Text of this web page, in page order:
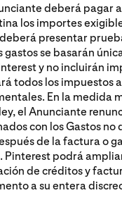
deberá pagar
los importes
presentar
gastos se basarán
y no incluirán
todos los impuestos
En la medida
el Anunciante
con los Gastos
de la factura o
podrá
de créditos y
a su entera